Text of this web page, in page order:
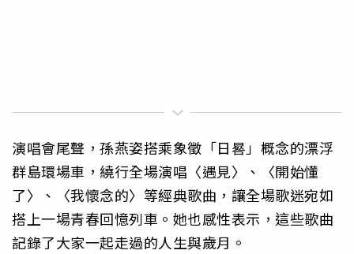
演唱會尾聲，孫燕姿搭乘象徵「日晷」概念的漂浮
群島環場車，繞行全場演唱〈遇見〉、〈開始懂
了〉、〈我懷念的〉等經典歌曲，讓全場歌迷宛如
搭上一場青春回憶列車。她也感性表示，這些歌曲
記錄了大家一起走過的人生與歲月。